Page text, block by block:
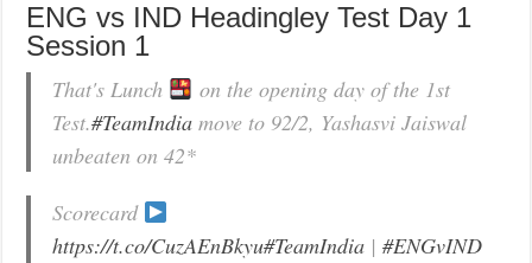
ENG vs IND Headingley Test Day 1
Session 1
That's Lunch
on the opening day of the 1st
Test.#TeamIndia move to 92/2, Yashasvi Jaiswal
unbeaten on 42*
Scorecard
https://t.co/CuzAEnBkyu#TeamIndia |#ENGvIND